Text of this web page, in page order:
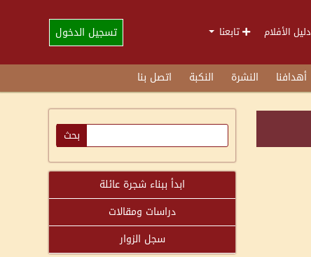
دليل الأفلام تابعنا تسجيل الدخول
أهدافنا النشرة النكبة اتصل بنا
ابدأ ببناء شجرة عائلة
دراسات ومقالات
سجل الزوار